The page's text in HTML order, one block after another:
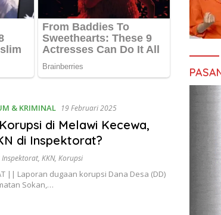
& KRIMINAL 19 Februari 2025
di Melawi Kecewa,
di Inspektorat?
, KKN, Korupsi
|| Laporan dugaan korupsi Dana Desa (DD)
Sokan,…